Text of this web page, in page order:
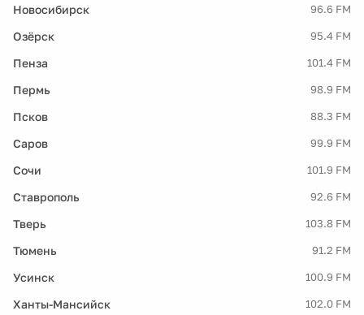
Новосибирск 96.6 FM
Озёрск 95.4 FM
Пенза 101.4 FM
Пермь 98.9 FM
Псков 88.3 FM
Саров 99.9 FM
Сочи 101.9 FM
Ставрополь 92.6 FM
Тверь 103.8 FM
Тюмень 91.2 FM
Усинск 100.9 FM
Ханты-Мансийск 102.0 FM